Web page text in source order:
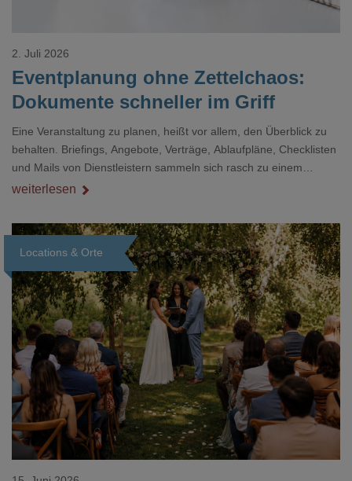
Eventplanung ohne Zettelchaos:
Dokumente schneller im Griff
2. Juli 2026
Eine Veranstaltung zu planen, heißt vor allem, den Überblick zu
behalten. Briefings, Angebote, Verträge, Ablaufpläne, Checklisten
und Mails von Dienstleistern sammeln sich rasch zu einem
unübersichtlichen Stapel. Wer schon einmal kurz vor einem Event
Dokument gesucht hat, kennt das mulmige Gefühl.
weiterlesen
Locations & Orte
Loading...